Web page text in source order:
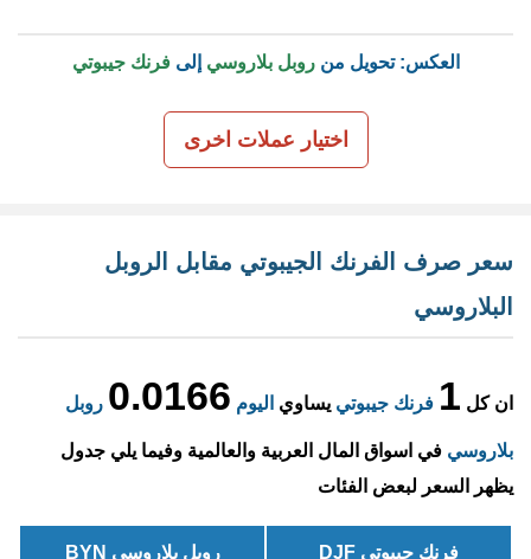
العكس: تحويل منروبل بلاروسي إلىفرنك جيبوتي
اختيار عملات اخرى
سعر صرف الفرنك الجيبوتي مقابل الروبل
البلاروسي
ان كل 1 فرنك جيبوتي يساوي اليوم 0.0166 روبل
بلاروسي في اسواق المال العربية والعالمية وفيما يلي جدول
يظهر السعر لبعض الفئات
فرنك جيبوتي DJF روبل بلاروسي BYN